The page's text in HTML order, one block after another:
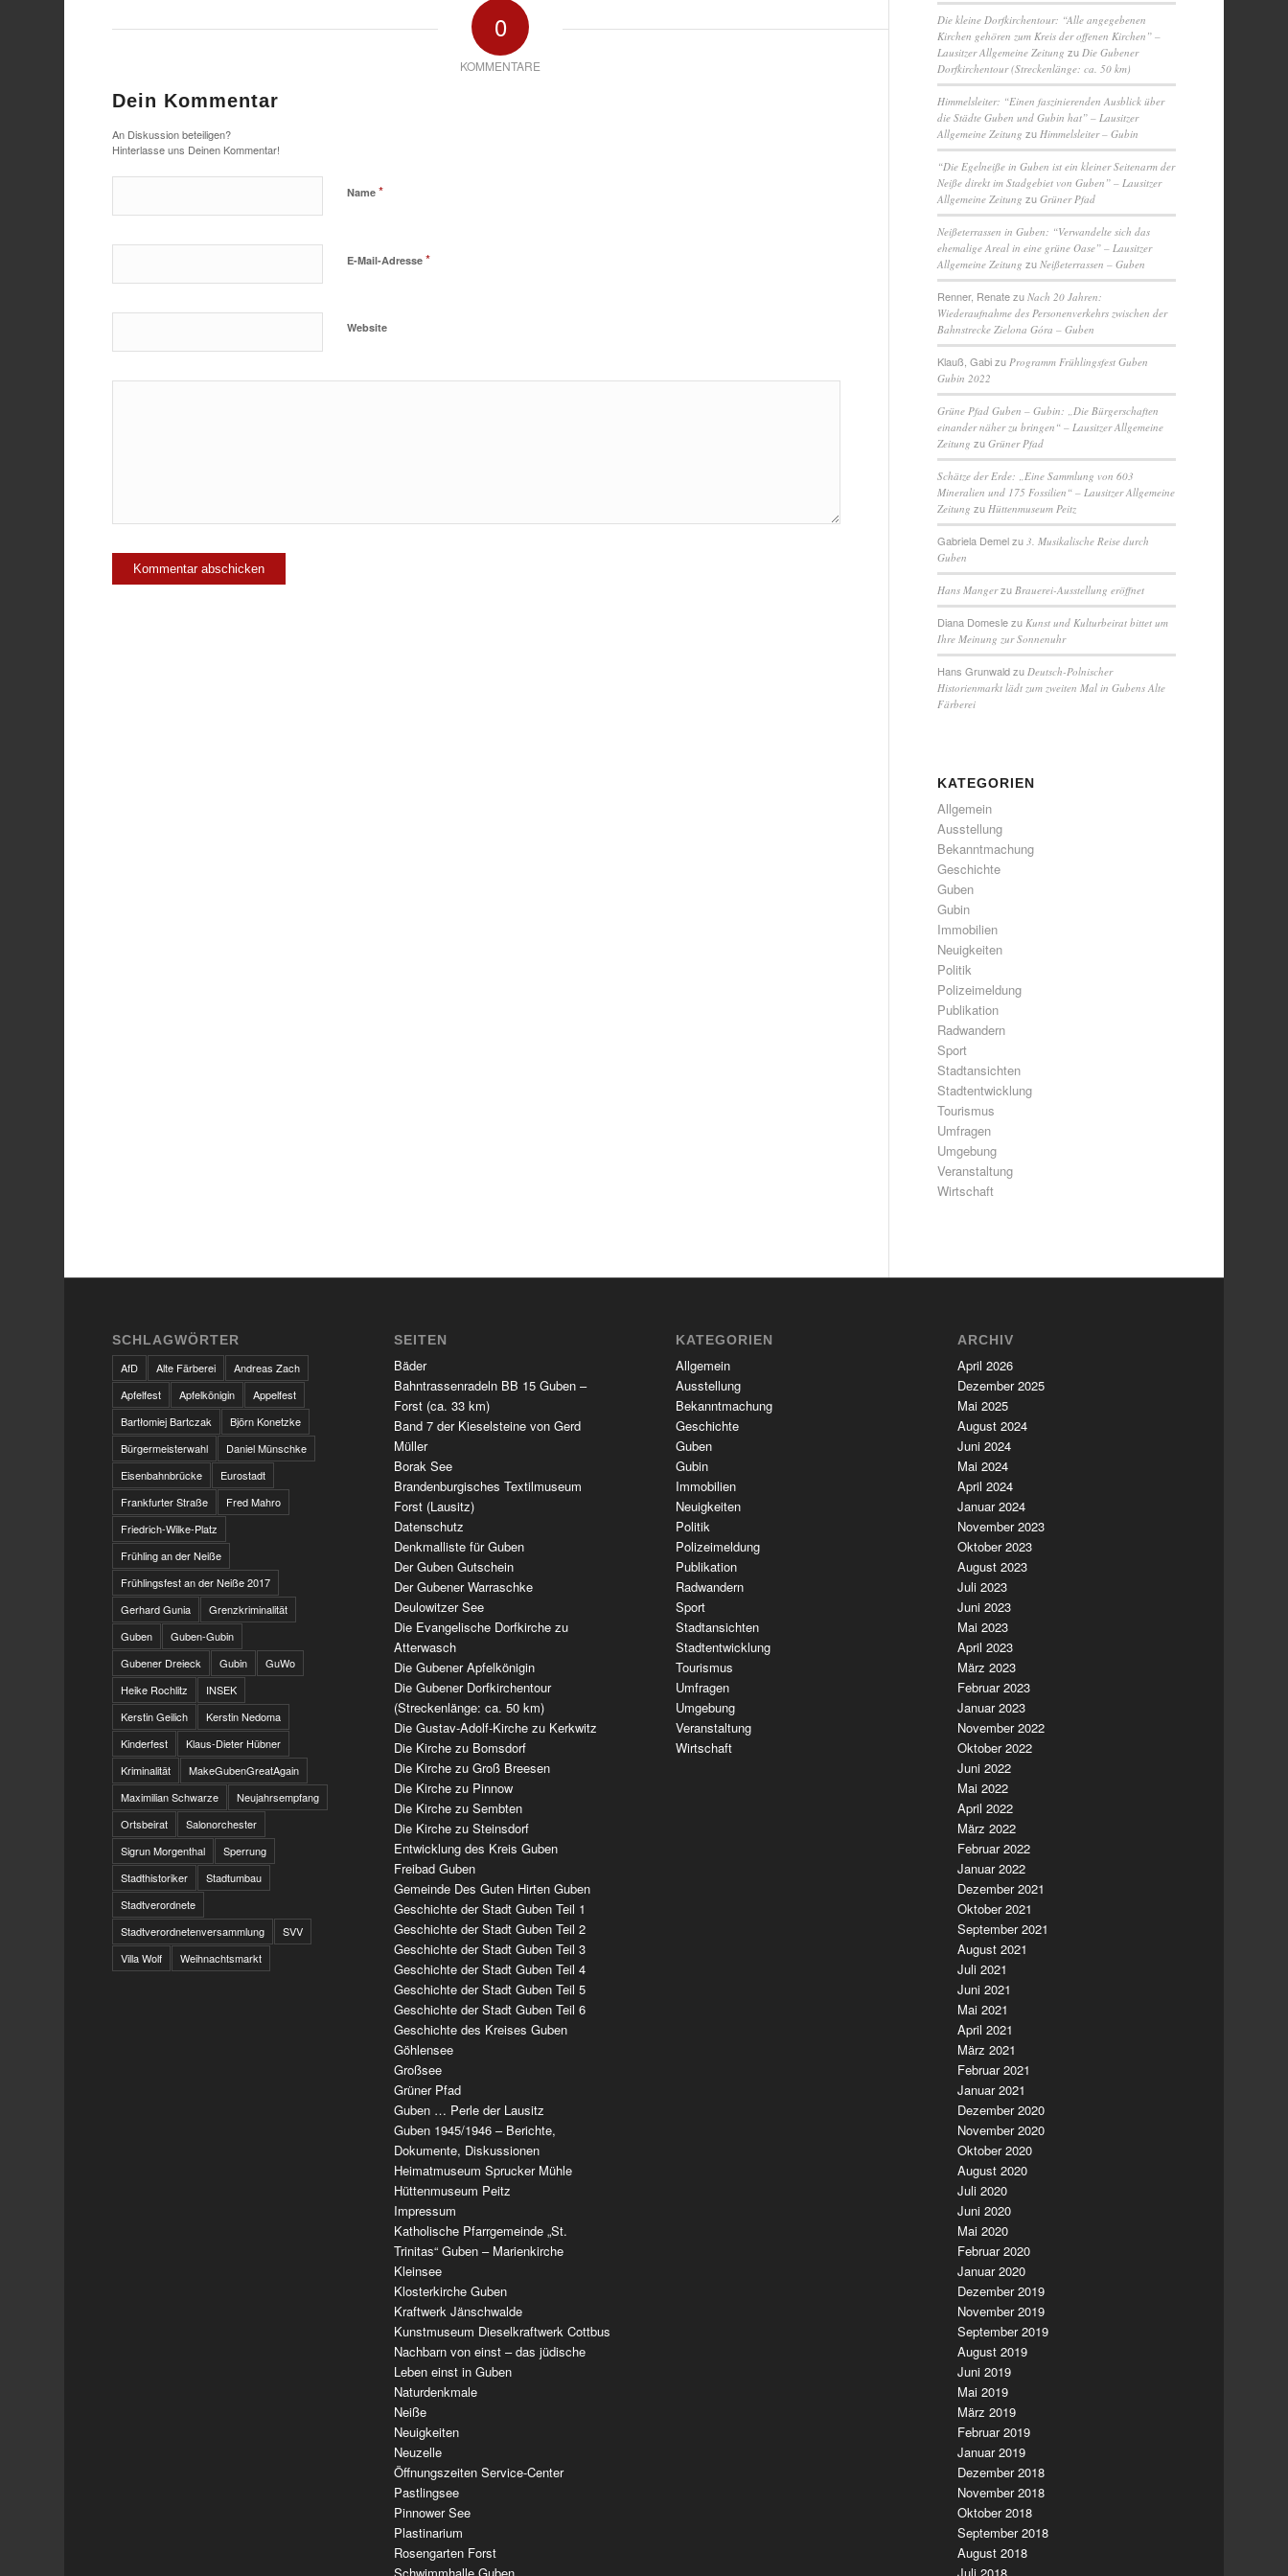
0
KOMMENTARE
Dein Kommentar
An Diskussion beteiligen?
Hinterlasse uns Deinen Kommentar!
Name*
E-Mail-Adresse*
Website
Die kleine Dorfkirchentour: “Alle angegebenen
Kirchen gehören zum Kreis der offenen Kirchen” –
Lausitzer Allgemeine Zeitung zu Die Gubener
Dorfkirchentour (Streckenlänge: ca. 50 km)
Himmelsleiter: “Einen faszinierenden Ausblick über
die Städte Guben und Gubin hat” – Lausitzer
Allgemeine Zeitung zu Himmelsleiter – Gubin
“Die Egelneiße in Guben ist ein kleiner Seitenarm der
Neiße direkt im Stadgebiet von Guben” – Lausitzer
Allgemeine Zeitung zuGrüner Pfad
Neißeterrassen in Guben: “Verwandelte sich das
ehemalige Areal in eine grüne Oase” – Lausitzer
Allgemeine Zeitung zuNeißeterrassen – Guben
Renner, RenatezuNach 20 Jahren:
Wiederaufnahme des Personenverkehrs zwischen der
Bahnstrecke Zielona Góra – Guben
Klauß, Gabizu Programm Frühlingsfest Guben
Gubin 2022
Grüne Pfad Guben – Gubin: „Die Bürgerschaften
einander näher zu bringen“ – Lausitzer Allgemeine
Zeitung zuGrüner Pfad
Schätze der Erde: „Eine Sammlung von 603
Mineralien und 175 Fossilien“ – Lausitzer Allgemeine
Zeitung zu Hüttenmuseum Peitz
Gabriela Demelzu 3. Musikalische Reise durch
Guben
Hans Mangerzu Brauerei-Ausstellung eröffnet
Diana Domeslezu Kunst und Kulturbeirat bittet um
Ihre Meinung zur Sonnenuhr
Hans Grunwaldzu Deutsch-Polnischer
Historienmarkt lädt zum zweiten Mal in Gubens Alte
Färberei
KATEGORIEN
Allgemein
Ausstellung
Bekanntmachung
Geschichte
Guben
Gubin
Immobilien
Neuigkeiten
Politik
Polizeimeldung
Publikation
Radwandern
Sport
Stadtansichten
Stadtentwicklung
Tourismus
Umfragen
Umgebung
Veranstaltung
Wirtschaft
SCHLAGWÖRTER
AfD
Alte Färberei
Andreas Zach
Apfelfest
Apfelkönigin
Appelfest
Bartłomiej Bartczak
Björn Konetzke
Bürgermeisterwahl
Daniel Münschke
Eisenbahnbrücke
Eurostadt
Frankfurter Straße
Fred Mahro
Friedrich-Wilke-Platz
Frühling an der Neiße
Frühlingsfest an der Neiße 2017
Gerhard Gunia
Grenzkriminalität
Guben
Guben-Gubin
Gubener Dreieck
Gubin
GuWo
Heike Rochlitz
INSEK
Kerstin Geilich
Kerstin Nedoma
Kinderfest
Klaus-Dieter Hübner
Kriminalität
MakeGubenGreatAgain
Maximilian Schwarze
Neujahrsempfang
Ortsbeirat
Salonorchester
Sigrun Morgenthal
Sperrung
Stadthistoriker
Stadtumbau
Stadtverordnete
Stadtverordnetenversammlung
SVV
Villa Wolf
Weihnachtsmarkt
SEITEN
Bäder
Bahntrassenradeln BB 15 Guben –
Forst (ca. 33 km)
Band 7 der Kieselsteine von Gerd
Müller
Borak See
Brandenburgisches Textilmuseum
Forst (Lausitz)
Datenschutz
Denkmalliste für Guben
Der Guben Gutschein
Der Gubener Warraschke
Deulowitzer See
Die Evangelische Dorfkirche zu
Atterwasch
Die Gubener Apfelkönigin
Die Gubener Dorfkirchentour
(Streckenlänge: ca. 50 km)
Die Gustav-Adolf-Kirche zu Kerkwitz
Die Kirche zu Bomsdorf
Die Kirche zu Groß Breesen
Die Kirche zu Pinnow
Die Kirche zu Sembten
Die Kirche zu Steinsdorf
Entwicklung des Kreis Guben
Freibad Guben
Gemeinde Des Guten Hirten Guben
Geschichte der Stadt Guben Teil 1
Geschichte der Stadt Guben Teil 2
Geschichte der Stadt Guben Teil 3
Geschichte der Stadt Guben Teil 4
Geschichte der Stadt Guben Teil 5
Geschichte der Stadt Guben Teil 6
Geschichte des Kreises Guben
Göhlensee
Großsee
Grüner Pfad
Guben … Perle der Lausitz
Guben 1945/1946 – Berichte,
Dokumente, Diskussionen
Heimatmuseum Sprucker Mühle
Hüttenmuseum Peitz
Impressum
Katholische Pfarrgemeinde „St.
Trinitas“ Guben – Marienkirche
Kleinsee
Klosterkirche Guben
Kraftwerk Jänschwalde
Kunstmuseum Dieselkraftwerk Cottbus
Nachbarn von einst – das jüdische
Leben einst in Guben
Naturdenkmale
Neiße
Neuigkeiten
Neuzelle
Öffnungszeiten Service-Center
Pastlingsee
Pinnower See
Plastinarium
Rosengarten Forst
KATEGORIEN
Allgemein
Ausstellung
Bekanntmachung
Geschichte
Guben
Gubin
Immobilien
Neuigkeiten
Politik
Polizeimeldung
Publikation
Radwandern
Sport
Stadtansichten
Stadtentwicklung
Tourismus
Umfragen
Umgebung
Veranstaltung
Wirtschaft
ARCHIV
April 2026
Dezember 2025
Mai 2025
August 2024
Juni 2024
Mai 2024
April 2024
Januar 2024
November 2023
Oktober 2023
August 2023
Juli 2023
Juni 2023
Mai 2023
April 2023
März 2023
Februar 2023
Januar 2023
November 2022
Oktober 2022
Juni 2022
Mai 2022
April 2022
März 2022
Februar 2022
Januar 2022
Dezember 2021
Oktober 2021
September 2021
August 2021
Juli 2021
Juni 2021
Mai 2021
April 2021
März 2021
Februar 2021
Januar 2021
Dezember 2020
November 2020
Oktober 2020
August 2020
Juli 2020
Juni 2020
Mai 2020
Februar 2020
Januar 2020
Dezember 2019
November 2019
September 2019
August 2019
Juni 2019
Mai 2019
März 2019
Februar 2019
Januar 2019
Dezember 2018
November 2018
Oktober 2018
September 2018
August 2018